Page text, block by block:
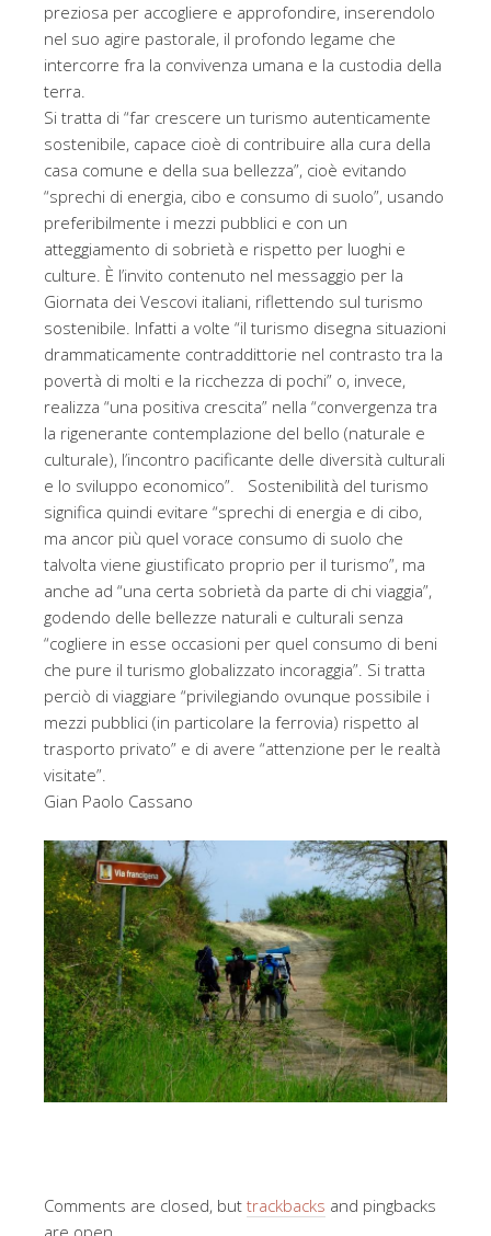
preziosa per accogliere e approfondire, inserendolo
nel suo agire pastorale, il profondo legame che
intercorre fra la convivenza umana e la custodia della
terra.
Si tratta di “far crescere un turismo autenticamente
sostenibile, capace cioè di contribuire alla cura della
casa comune e della sua bellezza”, cioè evitando
“sprechi di energia, cibo e consumo di suolo”, usando
preferibilmente i mezzi pubblici e con un
atteggiamento di sobrietà e rispetto per luoghi e
culture. È l’invito contenuto nel messaggio per la
Giornata dei Vescovi italiani, riflettendo sul turismo
sostenibile. Infatti a volte “il turismo disegna situazioni
drammaticamente contraddittorie nel contrasto tra la
povertà di molti e la ricchezza di pochi” o, invece,
realizza “una positiva crescita” nella “convergenza tra
la rigenerante contemplazione del bello (naturale e
culturale), l’incontro pacificante delle diversità culturali
e lo sviluppo economico”. Sostenibilità del turismo
significa quindi evitare “sprechi di energia e di cibo,
ma ancor più quel vorace consumo di suolo che
talvolta viene giustificato proprio per il turismo”, ma
anche ad “una certa sobrietà da parte di chi viaggia”,
godendo delle bellezze naturali e culturali senza
“cogliere in esse occasioni per quel consumo di beni
che pure il turismo globalizzato incoraggia”. Si tratta
perciò di viaggiare “privilegiando ovunque possibile i
mezzi pubblici (in particolare la ferrovia) rispetto al
trasporto privato” e di avere “attenzione per le realtà
visitate”.
Gian Paolo Cassano
Comments are closed, but trackbacks and pingbacks